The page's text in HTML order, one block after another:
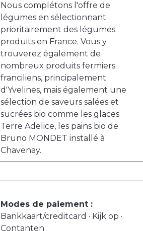
Nous complétons l'offre de
légumes en sélectionnant
prioritairement des légumes
produits en France. Vous y
trouverez également de
nombreux produits fermiers
franciliens, principalement
d'Yvelines, mais également une
sélection de saveurs salées et
sucrées bio comme les glaces
Terre Adelice, les pains bio de
Bruno MONDET installé à
Chavenay.
Modes de paiement :
Bankkaart/creditcard · Kijk op ·
Contanten